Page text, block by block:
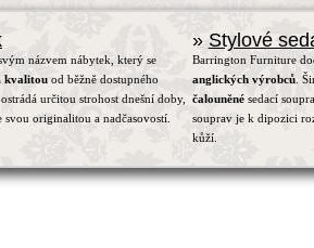
názvem nábytek, který se
kvalitou od běžně dostupného
určitou strohost dnešní doby,
svou originalitou a nadčasovostí.
» Stylové
Barrington Furniture
anglických výrobců.
čalouněnésedací
souprav je k dipozici
kůží.